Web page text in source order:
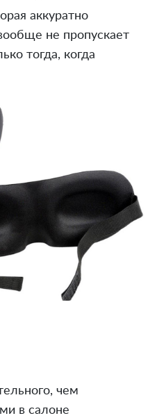
аккуратно
не пропускает
тогда, когда
чем
в салоне